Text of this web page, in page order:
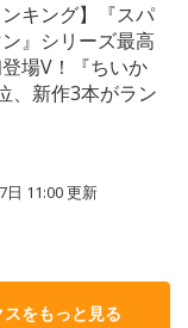
ンキング】『スパ
』シリーズ最高
場V！『ちいか
、新作3本がラン
日 11:00更新
をもっと見る